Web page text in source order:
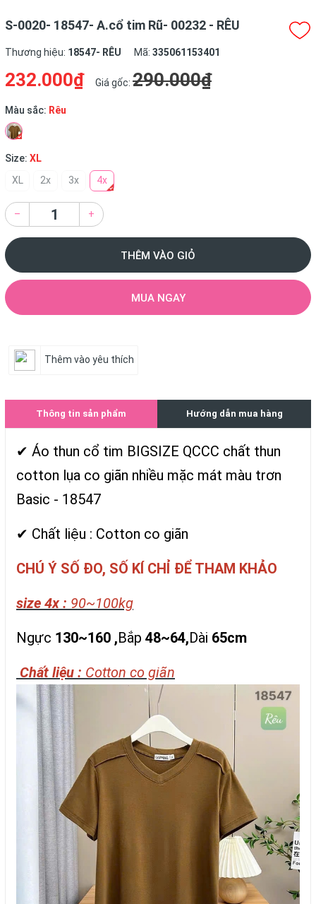
S-0020- 18547- A.cổ tim Rũ- 00232 - RÊU
Thương hiệu: 18547- RÊU Mã: 335061153401
232.000₫ Giá gốc: 290.000₫
Màu sắc: Rêu
Size: XL
XL
2x 3x 4x
– +
THÊM VÀO GIỎ
MUA NGAY
Thêm vào yêu thích
Thông tin sản phẩm Hướng dẫn mua hàng
✔ Áo thun cổ tim BIGSIZE QCCC chất thun
cotton lụa co giãn nhiều mặc mát màu trơn
Basic - 18547
✔ Chất liệu : Cotton co giãn
CHÚ Ý SỐ ĐO, SỐ KÍ CHỈ ĐỂ THAM KHẢO
size 4x : 90~100kg
Ngực 130~160 ,Bắp 48~64,Dài 65cm
Chất liệu : Cotton co giãn